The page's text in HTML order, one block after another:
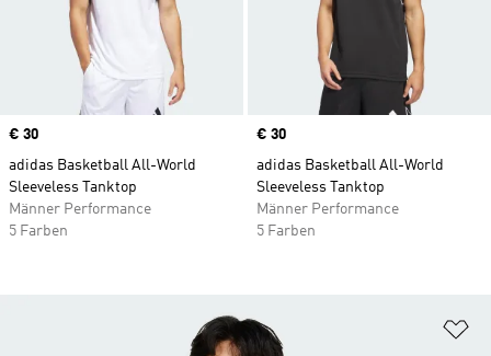
Price
€ 30
adidas Basketball All-World
Sleeveless Tanktop
Männer Performance
5 Farben
Price
€ 30
adidas Basketball All-World
Sleeveless Tanktop
Männer Performance
5 Farben